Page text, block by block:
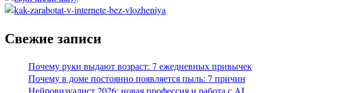
Свежие записи
Почему руки выдают возраст: 7 ежедневных привычек
Почему в доме постоянно появляется пыль: 7 причин
Нейровизуалист 2026: новая профессия и работа с AI